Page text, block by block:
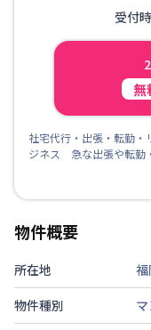
受付
無
社宅代行・出張・転勤
ジネス 急な出張や転勤
物件概要
所在地
物件種別